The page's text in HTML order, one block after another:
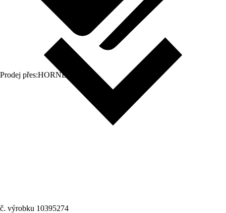
Prodej přes:HORNBACH
č. výrobku 10395274